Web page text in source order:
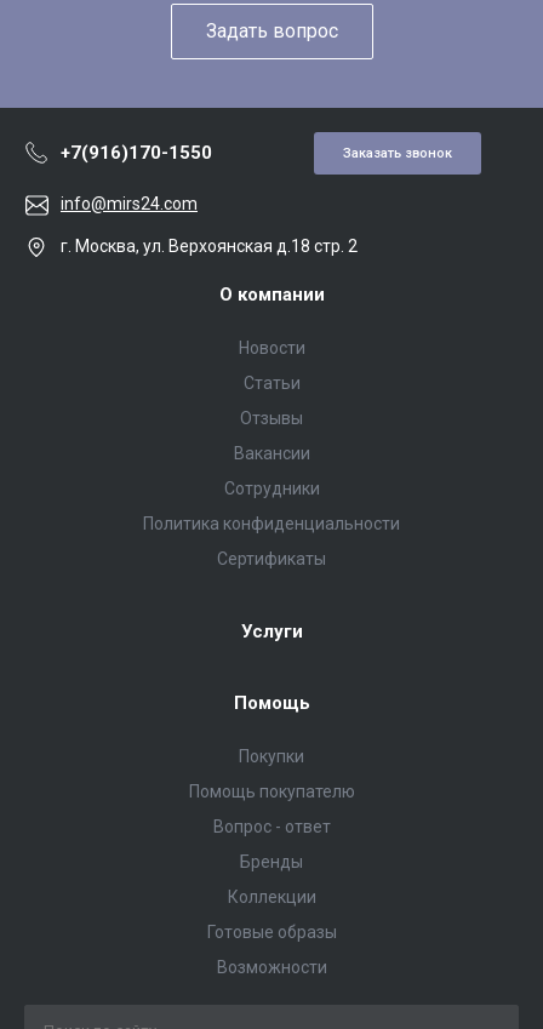
Задать вопрос
+7(916)170-1550 Заказать звонок
info@mirs24.com
г. Москва, ул. Верхоянская д.18 стр. 2
О компании
Новости
Статьи
Отзывы
Вакансии
Сотрудники
Политика конфиденциальности
Сертификаты
Услуги
Помощь
Покупки
Помощь покупателю
Вопрос - ответ
Бренды
Коллекции
Готовые образы
Возможности